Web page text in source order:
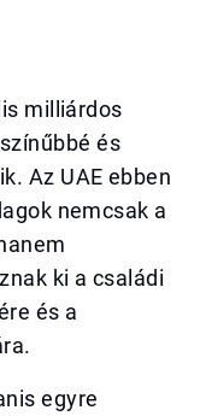
milliárdos
és
Az UAE ebben
nemcsak a
ki a családi
és a
egyre